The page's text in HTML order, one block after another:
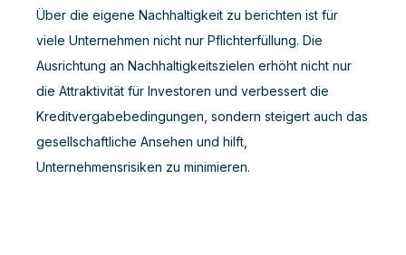
Über die eigene Nachhaltigkeit zu berichten ist für
viele Unternehmen nicht nur Pflichterfüllung. Die
Ausrichtung an Nachhaltigkeitszielen erhöht nicht nur
die Attraktivität für Investoren und verbessert die
Kreditvergabebedingungen, sondern steigert auch das
gesellschaftliche Ansehen und hilft,
Unternehmensrisiken zu minimieren.